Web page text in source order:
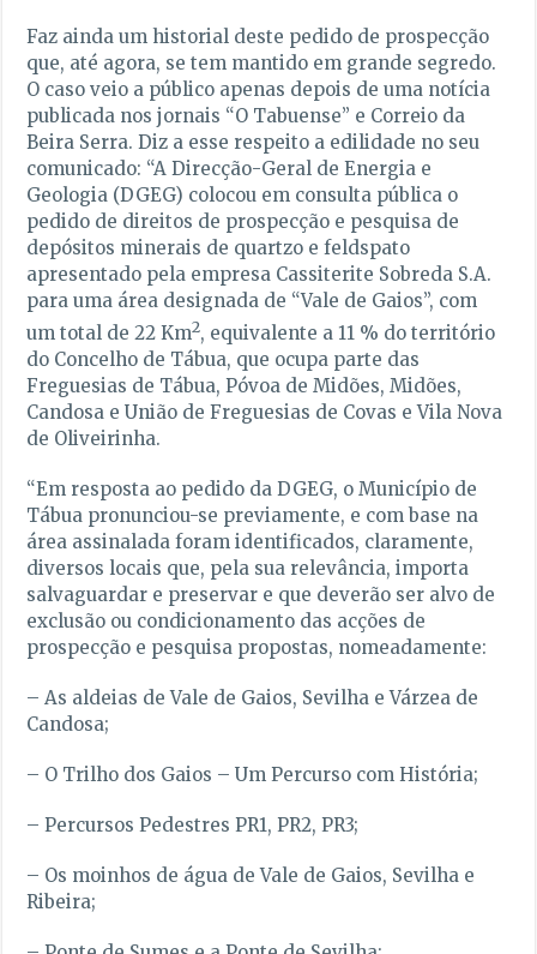
Faz ainda um historial deste pedido de prospecção
que, até agora, se tem mantido em grande segredo.
O caso veio a público apenas depois de uma notícia
publicada nos jornais “O Tabuense” e Correio da
Beira Serra. Diz a esse respeito a edilidade no seu
comunicado: “A Direcção-Geral de Energia e
Geologia (DGEG) colocou em consulta pública o
pedido de direitos de prospecção e pesquisa de
depósitos minerais de quartzo e feldspato
apresentado pela empresa Cassiterite Sobreda S.A.
para uma área designada de “Vale de Gaios”, com
um total de 22 Km2, equivalente a 11 % do território
do Concelho de Tábua, que ocupa parte das
Freguesias de Tábua, Póvoa de Midões, Midões,
Candosa e União de Freguesias de Covas e Vila Nova
de Oliveirinha.
“Em resposta ao pedido da DGEG, o Município de
Tábua pronunciou-se previamente, e com base na
área assinalada foram identificados, claramente,
diversos locais que, pela sua relevância, importa
salvaguardar e preservar e que deverão ser alvo de
exclusão ou condicionamento das acções de
prospecção e pesquisa propostas, nomeadamente:
– As aldeias de Vale de Gaios, Sevilha e Várzea de
Candosa;
– O Trilho dos Gaios – Um Percurso com História;
– Percursos Pedestres PR1, PR2, PR3;
– Os moinhos de água de Vale de Gaios, Sevilha e
Ribeira;